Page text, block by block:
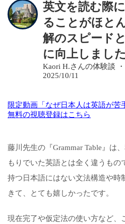
英文を読む際
ることがほと
解のスピード
に向上しました
Kaori H.さんの体験談
2025/10/11
限定動画「なぜ日本人は英語が苦
無料の視聴登録はこちら
藤川 先生の 『Grammar Table 』 は
もり でいた英語とは全く 違うもの
持つ 日本語にはない文法構造や時
きて
とても嬉しかったです。
現在完了や仮定法の使い方など、